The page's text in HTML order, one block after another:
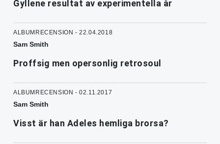
Gyllene resultat av experimentella år
ALBUMRECENSION - 22.04.2018
Sam Smith
Proffsig men opersonlig retrosoul
ALBUMRECENSION - 02.11.2017
Sam Smith
Visst är han Adeles hemliga brorsa?